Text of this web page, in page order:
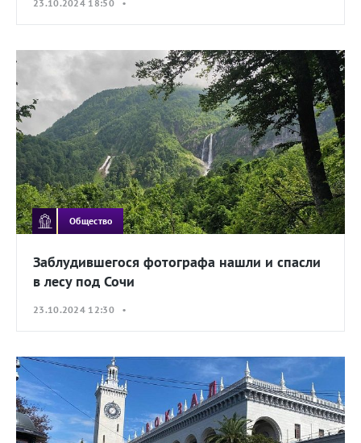
23.10.2024 18:50 •
Общество
Заблудившегося фотографа нашли и спасли
в лесу под Сочи
23.10.2024 12:30 •